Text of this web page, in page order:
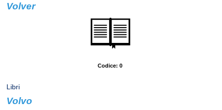
Volver
Autore: De Giovanni, Maurizio
Codice: 0
Libri
Volvo